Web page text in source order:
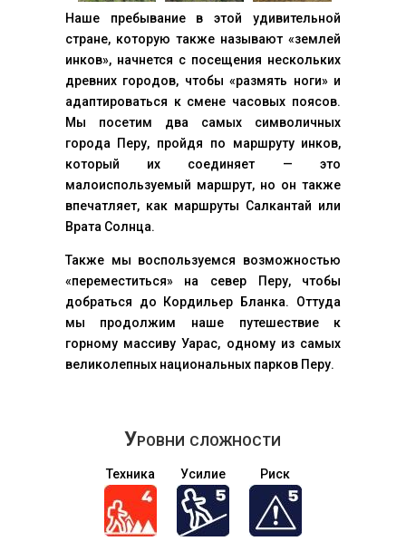
Наше пребывание в этой удивительной
стране, которую также называют «землей
инков», начнется с посещения нескольких
древних городов, чтобы «размять ноги» и
адаптироваться к смене часовых поясов.
Мы посетим два самых символичных
города Перу, пройдя по маршруту инков,
который их соединяет — это
малоиспользуемый маршрут, но он также
впечатляет, как маршруты Салкантай или
Врата Солнца.
Также мы воспользуемся возможностью
«переместиться» на север Перу, чтобы
добраться до Кордильер Бланка. Оттуда
мы продолжим наше путешествие к
горному массиву Уарас, одному из самых
великолепных национальных парков Перу.
Уровни сложности
Техника Усилие Риск